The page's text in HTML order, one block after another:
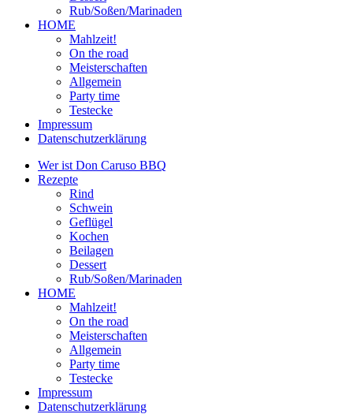
Rub/Soßen/Marinaden
HOME
Mahlzeit!
On the road
Meisterschaften
Allgemein
Party time
Testecke
Impressum
Datenschutzerklärung
Wer ist Don Caruso BBQ
Rezepte
Rind
Schwein
Geflügel
Kochen
Beilagen
Dessert
Rub/Soßen/Marinaden
HOME
Mahlzeit!
On the road
Meisterschaften
Allgemein
Party time
Testecke
Impressum
Datenschutzerklärung